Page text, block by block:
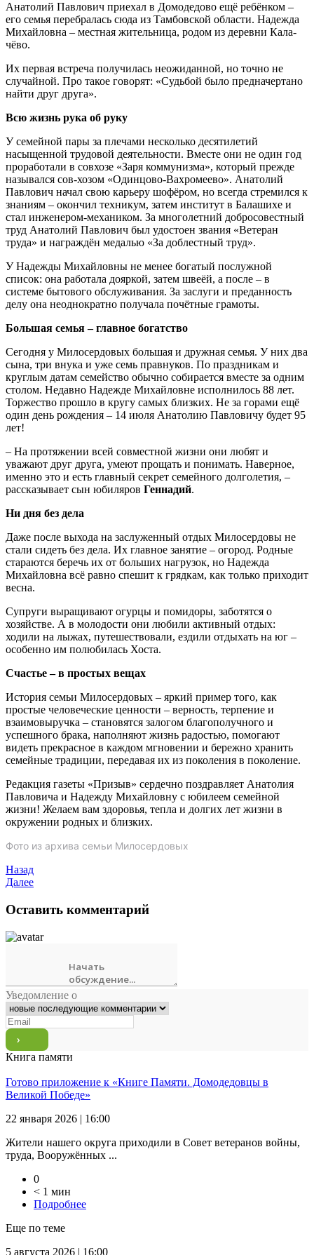
Анатолий Павлович приехал в Домодедово ещё ребёнком –
его семья перебралась сюда из Тамбовской области. Надежда
Михайловна – местная жительница, родом из деревни Кала-
чёво.
Их первая встреча получилась неожиданной, но точно не
случайной. Про такое говорят: «Судьбой было предначертано
найти друг друга».
Всю жизнь рука об руку
У семейной пары за плечами несколько десятилетий
насыщенной трудовой деятельности. Вместе они не один год
проработали в совхозе «Заря коммунизма», который прежде
назывался сов-хозом «Одинцово-Вахромеево». Анатолий
Павлович начал свою карьеру шофёром, но всегда стремился к
знаниям – окончил техникум, затем институт в Балашихе и
стал инженером-механиком. За многолетний добросовестный
труд Анатолий Павлович был удостоен звания «Ветеран
труда» и награждён медалью «За доблестный труд».
У Надежды Михайловны не менее богатый послужной
список: она работала дояркой, затем швеёй, а после – в
системе бытового обслуживания. За заслуги и преданность
делу она неоднократно получала почётные грамоты.
Большая семья – главное богатство
Сегодня у Милосердовых большая и дружная семья. У них два
сына, три внука и уже семь правнуков. По праздникам и
круглым датам семейство обычно собирается вместе за одним
столом. Недавно Надежде Михайловне исполнилось 88 лет.
Торжество прошло в кругу самых близких. Не за горами ещё
один день рождения – 14 июля Анатолию Павловичу будет 95
лет!
– На протяжении всей совместной жизни они любят и
уважают друг друга, умеют прощать и понимать. Наверное,
именно это и есть главный секрет семейного долголетия, –
рассказывает сын юбиляров Геннадий.
Ни дня без дела
Даже после выхода на заслуженный отдых Милосердовы не
стали сидеть без дела. Их главное занятие – огород. Родные
стараются беречь их от больших нагрузок, но Надежда
Михайловна всё равно спешит к грядкам, как только приходит
весна.
Супруги выращивают огурцы и помидоры, заботятся о
хозяйстве. А в молодости они любили активный отдых:
ходили на лыжах, путешествовали, ездили отдыхать на юг –
особенно им полюбилась Хоста.
Счастье – в простых вещах
История семьи Милосердовых – яркий пример того, как
простые человеческие ценности – верность, терпение и
взаимовыручка – становятся залогом благополучного и
успешного брака, наполняют жизнь радостью, помогают
видеть прекрасное в каждом мгновении и бережно хранить
семейные традиции, передавая их из поколения в поколение.
Редакция газеты «Призыв» сердечно поздравляет Анатолия
Павловича и Надежду Михайловну с юбилеем семейной
жизни! Желаем вам здоровья, тепла и долгих лет жизни в
окружении родных и близких.
Фото из архива семьи Милосердовых
Назад
Далее
Оставить комментарий
Уведомление о
Книга памяти
Готово приложение к «Книге Памяти. Домодедовцы в
Великой Победе»
22 января 2026 | 16:00
Жители нашего округа приходили в Совет ветеранов войны,
труда, Вооружённых ...
0
< 1 мин
Подробнее
Еще по теме
5 августа 2026 | 16:00